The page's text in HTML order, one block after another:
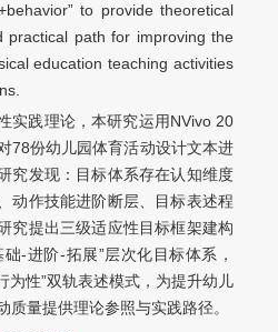
to provide theoretical
practical path for improving the
education teaching activities
实践理论，本研究运用NVivo 20
78份幼儿园体育活动设计文本进
究发现：目标体系存在认知维度
动作技能进阶断层、目标表述程
究提出三级适应性目标框架建构
-进阶-拓展”层次化目标体系，
为性”双轨表述模式，为提升幼儿
质量提供理论参照与实践路径。